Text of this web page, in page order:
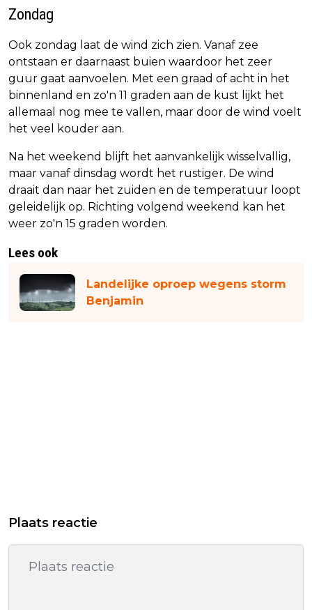
Zondag
Ook zondag laat de wind zich zien. Vanaf zee
ontstaan er daarnaast buien waardoor het zeer
guur gaat aanvoelen. Met een graad of acht in het
binnenland en zo'n 11 graden aan de kust lijkt het
allemaal nog mee te vallen, maar door de wind voelt
het veel kouder aan.
Na het weekend blijft het aanvankelijk wisselvallig,
maar vanaf dinsdag wordt het rustiger. De wind
draait dan naar het zuiden en de temperatuur loopt
geleidelijk op. Richting volgend weekend kan het
weer zo'n 15 graden worden.
Lees ook
Landelijke oproep wegens storm
Benjamin
Plaats reactie